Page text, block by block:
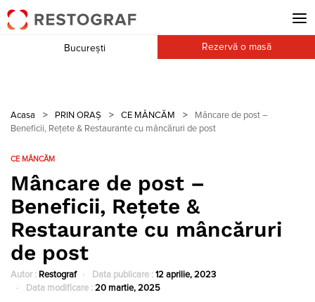
București Rezervă o masă
Acasa > PRIN ORAȘ > CE MÂNCĂM >
Mâncare de post –
Beneficii, Rețete & Restaurante cu mâncăruri de post
CE MÂNCĂM
Mâncare de post –
Beneficii, Rețete &
Restaurante cu mâncăruri
de post
Autor : Restograf Data publicare : 12 aprilie, 2023
Data modificare : 20 martie, 2025